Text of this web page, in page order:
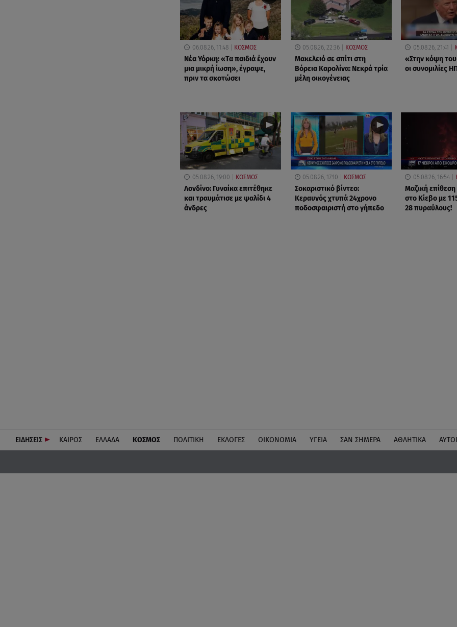
06.08.26, 11:48 ΚΟΣΜΟΣ
Νέα Υόρκη: «Τα παιδιά έχουν
μια μικρή ίωση», έγραψε,
πριν τα σκοτώσει
05.08.26, 22:36 ΚΟΣΜΟΣ
Μακελειό σε σπίτι στη
Βόρεια Καρολίνα: Νεκρά τρία
μέλη οικογένειας
05.08.26, 21:41
«Στην κόψη
οι συνομιλίες
05.08.26, 19:00 ΚΟΣΜΟΣ
Λονδίνο: Γυναίκα επιτέθηκε
και τραυμάτισε με ψαλίδι 4
άνδρες
05.08.26, 17:10 ΚΟΣΜΟΣ
Σοκαριστικό βίντεο:
Κεραυνός χτυπά 24χρονο
ποδοσφαιριστή στο γήπεδο
05.08.26, 16:54
Μαζική
στο Κίεβο με
28 πυραύλους!
ΕΙΔΗΣΕΙΣ ΚΑΙΡΟΣ ΕΛΛΑΔΑ ΚΟΣΜΟΣ ΠΟΛΙΤΙΚΗ ΕΚΛΟΓΕΣ ΟΙΚΟΝΟΜΙΑ ΥΓΕΙΑ ΣΑΝ ΣΗΜΕΡΑ ΑΘΛΗΤΙΚΑ